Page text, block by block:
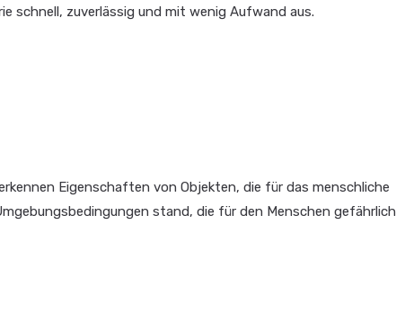
schnell, zuverlässig und mit wenig Aufwand aus.
Eigenschaften von Objekten, die für das menschliche
stand, die für den Menschen gefährlich